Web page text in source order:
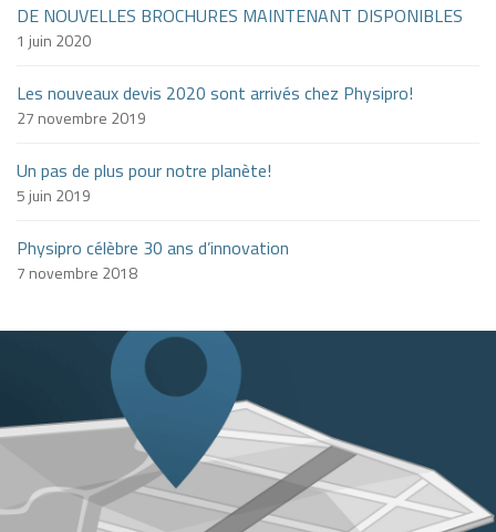
DE NOUVELLES BROCHURES MAINTENANT DISPONIBLES
1 juin 2020
Les nouveaux devis 2020 sont arrivés chez Physipro!
27 novembre 2019
Un pas de plus pour notre planète!
5 juin 2019
Physipro célèbre 30 ans d’innovation
7 novembre 2018